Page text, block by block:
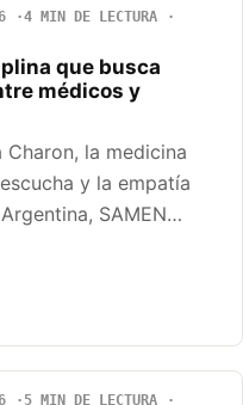
4 MIN DE LECTURA
que busca
médicos y
la medicina
y la empatía
SAMEN…
5 MIN DE LECTURA